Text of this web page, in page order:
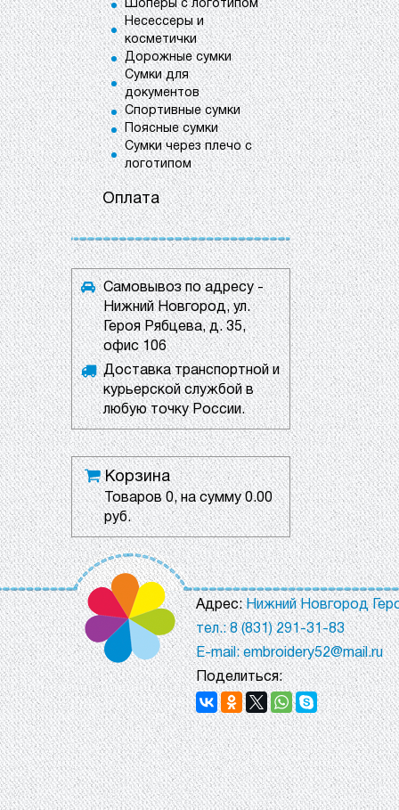
Шоперы с логотипом
Несессеры и
косметички
Дорожные сумки
Сумки для
документов
Спортивные сумки
Поясные сумки
Сумки через плечо с
логотипом
Оплата
Самовывоз по адресу -
Нижний Новгород, ул.
Героя Рябцева, д. 35,
офис 106
Доставка транспортной и
курьерской службой в
любую точку России.
Корзина
Товаров0, на сумму0.00
руб.
Адрес:Нижний Новгород
тел.: 8 (831) 291-31-83
E-mail: embroidery52@mail.ru
Поделиться: